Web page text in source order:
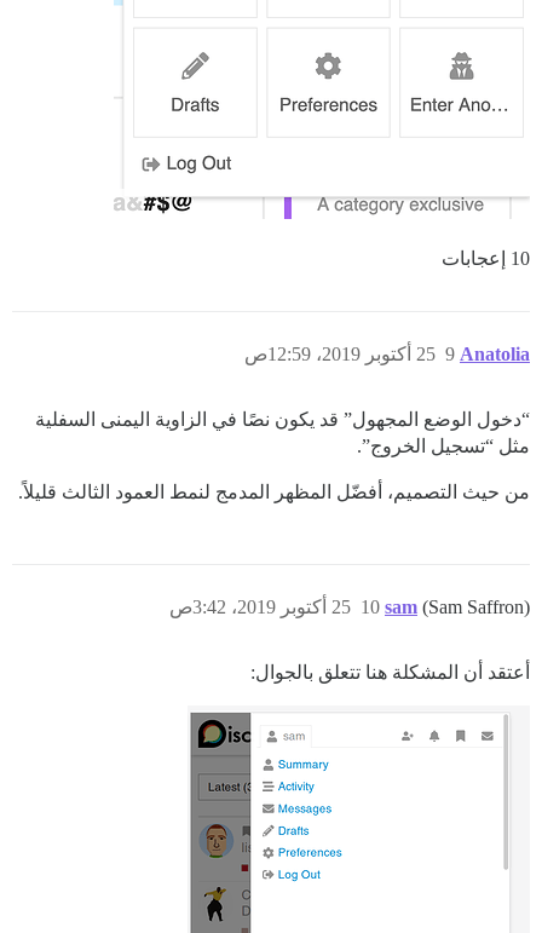
10 إعجابات
Anatolia 25 أكتوبر 2019، 12:59ص 9
“دخول الوضع المجهول” قد يكون نصًا في الزاوية اليمنى السفلية
مثل “تسجيل الخروج”.
من حيث التصميم، أفضّل المظهر المدمج لنمط العمود الثالث قليلاً.
sam (Sam Saffron) 25 أكتوبر 2019، 3:42ص 10
أعتقد أن المشكلة هنا تتعلق بالجوال: